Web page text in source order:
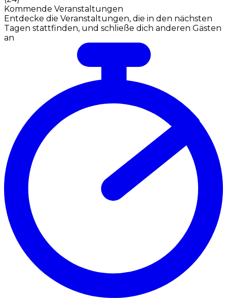
Kommende Veranstaltungen
Entdecke die Veranstaltungen, die in den nächsten
Tagen stattfinden, und schließe dich anderen Gästen
an